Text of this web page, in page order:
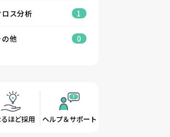
ロス分析 1
の他 0
ほど採用 ヘルプ＆サポート